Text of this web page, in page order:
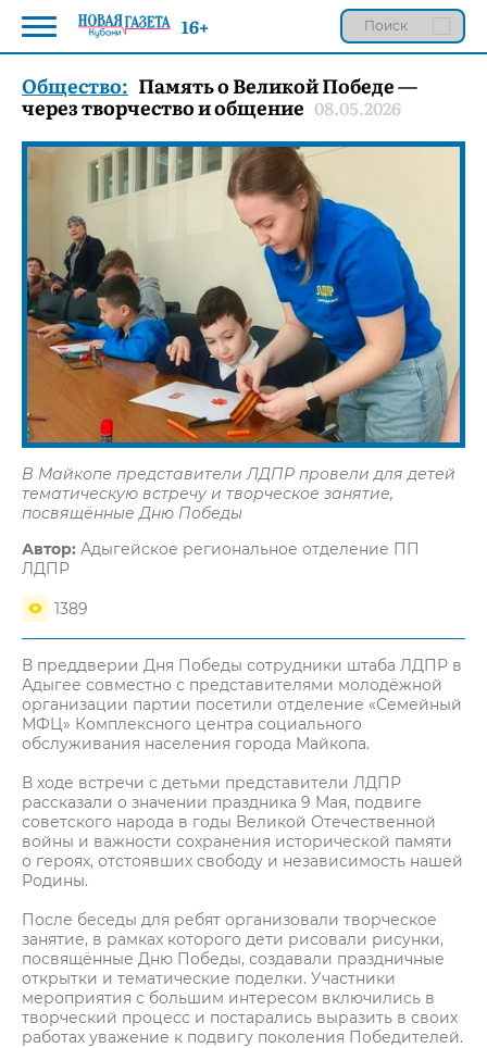
Общество: Память о Великой Победе —
через творчество и общение 08.05.2026
В Майкопе представители ЛДПР провели для детей
тематическую встречу и творческое занятие,
посвящённые Дню Победы
Автор: Адыгейское региональное отделение ПП
ЛДПР
1389
В преддверии Дня Победы сотрудники штаба ЛДПР в
Адыгее совместно с представителями молодёжной
организации партии посетили отделение «Семейный
МФЦ» Комплексного центра социального
обслуживания населения города Майкопа.
В ходе встречи с детьми представители ЛДПР
рассказали о значении праздника 9 Мая, подвиге
советского народа в годы Великой Отечественной
войны и важности сохранения исторической памяти
о героях, отстоявших свободу и независимость нашей
Родины.
После беседы для ребят организовали творческое
занятие, в рамках которого дети рисовали рисунки,
посвящённые Дню Победы, создавали праздничные
открытки и тематические поделки. Участники
мероприятия с большим интересом включились в
творческий процесс и постарались выразить в своих
работах уважение к подвигу поколения Победителей.
16+